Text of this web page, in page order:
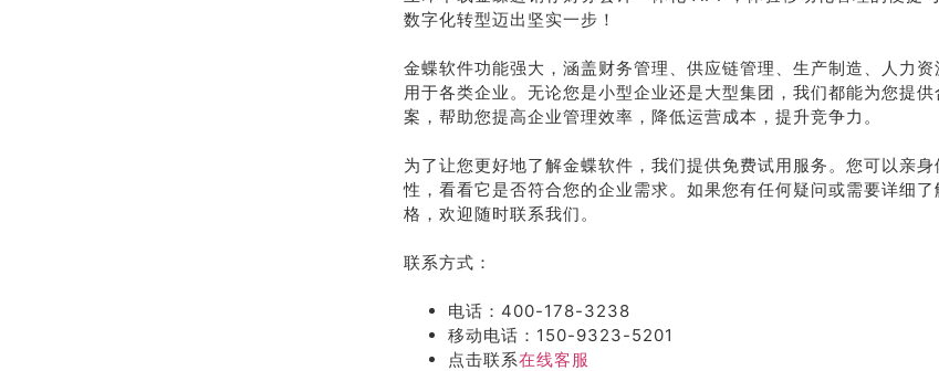
数字化转型迈出坚实一步！
金蝶软件功能强大，涵盖财务管理、供应链管理、生产制造、人力
用于各类企业。无论您是小型企业还是大型集团，我们都能为您提
案，帮助您提高企业管理效率，降低运营成本，提升竞争力。
为了让您更好地了解金蝶软件，我们提供免费试用服务。您可以亲
性，看看它是否符合您的企业需求。如果您有任何疑问或需要详细
格，欢迎随时联系我们。
联系方式：
电话：400-178-3238
移动电话：150-9323-5201
点击联系在线客服